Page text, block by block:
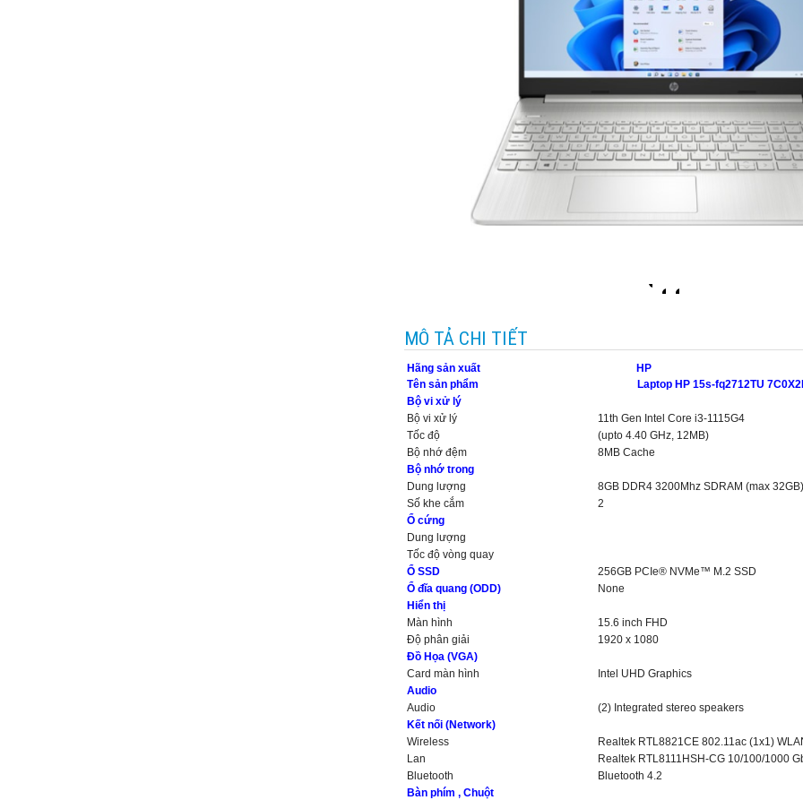
MÔ TẢ CHI TIẾT
Hãng sản xuất HP
Tên sản phẩm Laptop HP 15s-fq2712TU
Bộ vi xử lý
Bộ vi xử lý
11th Gen Intel Core i3-1115G4
Tốc độ
(upto 4.40 GHz, 12MB)
Bộ nhớ đệm
8MB Cache
Bộ nhớ trong
Dung lượng
8GB DDR4 3200Mhz SDRAM (max 32GB)
Số khe cắm
2
Ổ cứng
Dung lượng
Tốc độ vòng quay
Ổ SSD
256GB PCIe® NVMe™ M.2 SSD
Ổ đĩa quang (ODD)
None
Hiển thị
Màn hình
15.6 inch FHD
Độ phân giải
1920 x 1080
Đồ Họa (VGA)
Card màn hình
Intel UHD Graphics
Audio
Audio
(2) Integrated stereo speakers
Kết nối (Network)
Wireless
Realtek RTL8821CE 802.11ac (1x1)
Lan
Realtek RTL8111HSH-CG 10/100/1000
Bluetooth
Bluetooth 4.2
Bàn phím , Chuột